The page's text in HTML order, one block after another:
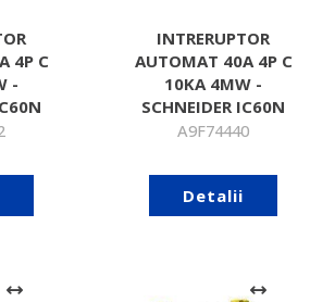
4P C
-
INTRERUPTOR
AUTOMAT 40A 4P C
10KA 4MW -
SCHNEIDER IC60N
A9F74440
Detalii